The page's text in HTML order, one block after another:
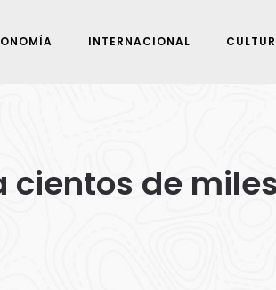
INTERNACIONAL
de